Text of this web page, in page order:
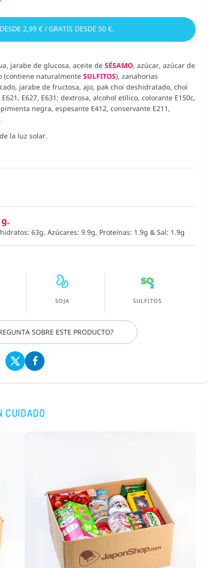
2,99 € / GRATIS DESDE 50 €.
jarabe de glucosa, aceite de SÉSAMO, azúcar, azúcar de
(contiene naturalmente SULFITOS), zanahorias
jarabe de fructosa, ajo, pak choi deshidratado, choi
E627, E631; dextrosa, alcohol etílico, colorante E150c,
negra, espesante E412, conservante E211,
la luz solar.
63g, Azúcares: 9.9g, Proteínas: 1.9g & Sal: 1.9g
SOJA SULFITOS
SOBRE ESTE PRODUCTO?
CUIDADO